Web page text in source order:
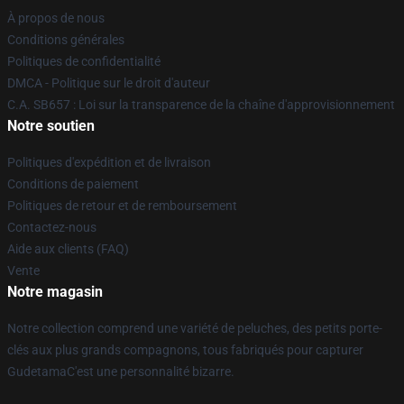
À propos de nous
Conditions générales
Politiques de confidentialité
DMCA - Politique sur le droit d'auteur
C.A. SB657 : Loi sur la transparence de la chaîne d'approvisionnement
Notre soutien
Politiques d'expédition et de livraison
Conditions de paiement
Politiques de retour et de remboursement
Contactez-nous
Aide aux clients (FAQ)
Vente
Notre magasin
Notre collection comprend une variété de peluches, des petits porte-
clés aux plus grands compagnons, tous fabriqués pour capturer
GudetamaC'est une personnalité bizarre.